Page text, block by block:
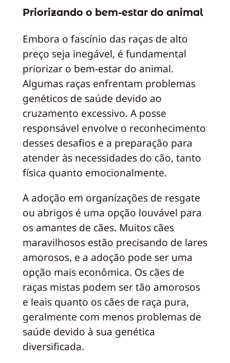
Priorizando o bem-estar do animal
Embora o fascínio das raças de alto
preço seja inegável, é fundamental
priorizar o bem-estar do animal.
Algumas raças enfrentam problemas
genéticos de saúde devido ao
cruzamento excessivo. A posse
responsável envolve o reconhecimento
desses desafios e a preparação para
atender às necessidades do cão, tanto
física quanto emocionalmente.
A adoção em organizações de resgate
ou abrigos é uma opção louvável para
os amantes de cães. Muitos cães
maravilhosos estão precisando de lares
amorosos, e a adoção pode ser uma
opção mais econômica. Os cães de
raças mistas podem ser tão amorosos
e leais quanto os cães de raça pura,
geralmente com menos problemas de
saúde devido à sua genética
diversificada.